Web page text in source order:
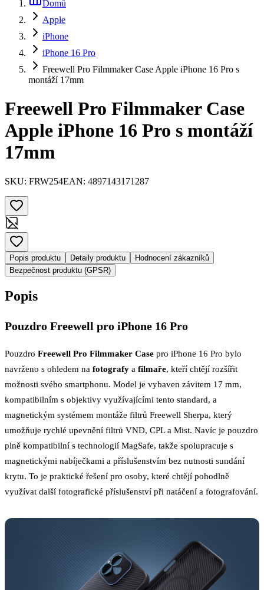
Domů
Apple
iPhone
iPhone 16 Pro
Freewell Pro Filmmaker Case Apple iPhone 16 Pro s
montáží 17mm
Freewell Pro Filmmaker Case
Apple iPhone 16 Pro s montáží
17mm
SKU: FRW254EAN: 4897143171287
Popis produktu Detaily produktu
Hodnocení zákazníků
Bezpečnost produktu (GPSR)
Popis
Pouzdro Freewell pro iPhone 16 Pro
Pouzdro Freewell Pro Filmmaker Case pro iPhone 16 Pro bylo
navrženo s ohledem na fotografy a filmaře, kteří chtějí rozšířit
možnosti svého smartphonu. Model je vybaven závitem 17 mm,
kompatibilním s objektivy využívajícími tento standard, a
magnetickým systémem montáže filtrů Freewell Sherpa, který
umožňuje rychlé upevnění filtrů VND, CPL a Mist. Navíc je pouzdro
plně kompatibilní s technologií MagSafe, takže spolupracuje s
magnetickými nabíječkami a příslušenstvím bez nutnosti sundání
krytu. To je praktické řešení pro osoby, které chtějí pohodlně
využívat další fotografické příslušenství při natáčení a fotografování.